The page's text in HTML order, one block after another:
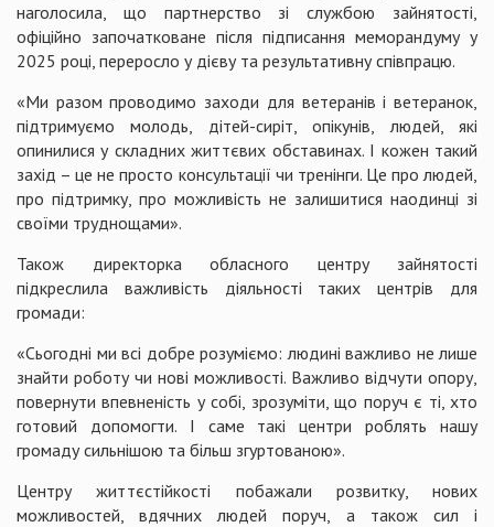
наголосила, що партнерство зі службою зайнятості,
офіційно започатковане після підписання меморандуму у
2025 році, переросло у дієву та результативну співпрацю.
«Ми разом проводимо заходи для ветеранів і ветеранок,
підтримуємо молодь, дітей-сиріт, опікунів, людей, які
опинилися у складних життєвих обставинах. І кожен такий
захід – це не просто консультації чи тренінги. Це про людей,
про підтримку, про можливість не залишитися наодинці зі
своїми труднощами».
Також директорка обласного центру зайнятості
підкреслила важливість діяльності таких центрів для
громади:
«Сьогодні ми всі добре розуміємо: людині важливо не лише
знайти роботу чи нові можливості. Важливо відчути опору,
повернути впевненість у собі, зрозуміти, що поруч є ті, хто
готовий допомогти. І саме такі центри роблять нашу
громаду сильнішою та більш згуртованою».
Центру життєстійкості побажали розвитку, нових
можливостей, вдячних людей поруч, а також сил і